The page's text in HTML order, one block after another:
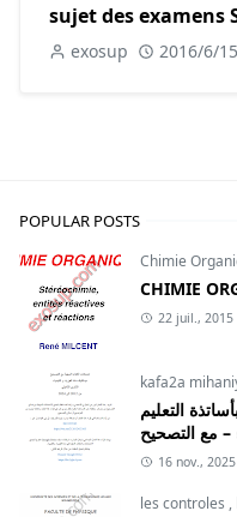
sujet des examens
exosup 2016/6/15
POPULAR POSTS
Chimie
CHIMIE
22 juil., 2015
kafa2a
التعليم
– مع التصحيح
16 nov., 2025
les controles ,